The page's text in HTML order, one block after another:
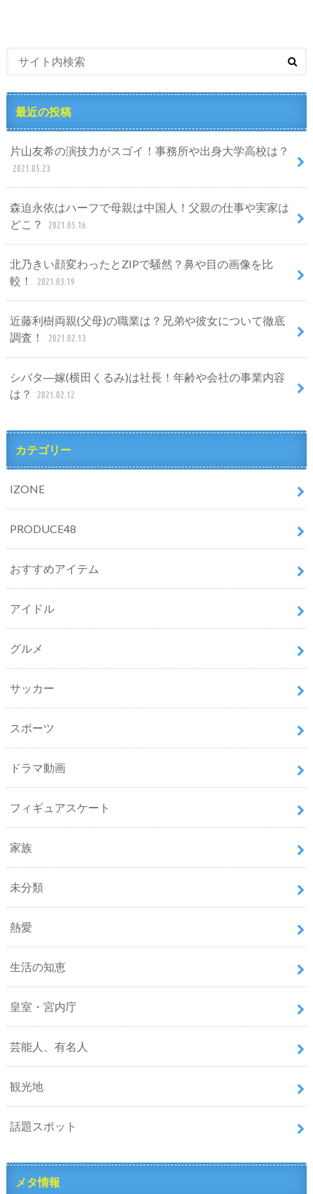
最近の投稿
片山友希の演技力がスゴイ！事務所や出身大学高校は？
2021.05.23
森迫永依はハーフで母親は中国人！父親の仕事や実家は
どこ？
2021.05.16
北乃きい顔変わったとZIPで騒然？鼻や目の画像を比
較！
2021.03.19
近藤利樹両親(父母)の職業は？兄弟や彼女について徹底
調査！
2021.02.13
シバタ―嫁(横田くるみ)は社長！年齢や会社の事業内容
は？
2021.02.12
カテゴリー
IZONE
PRODUCE48
おすすめアイテム
アイドル
グルメ
サッカー
スポーツ
ドラマ動画
フィギュアスケート
家族
未分類
熱愛
生活の知恵
皇室・宮内庁
芸能人、有名人
観光地
話題スポット
メタ情報